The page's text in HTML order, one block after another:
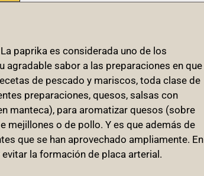
paprika es considerada uno de los
sabor a las preparaciones en que
de pescado y mariscos, toda clase de
preparaciones, quesos, salsas con
manteca), para aromatizar quesos (sobre
mejillones o de pollo. Y es que además de
que se han aprovechado ampliamente. En
la formación de placa arterial.